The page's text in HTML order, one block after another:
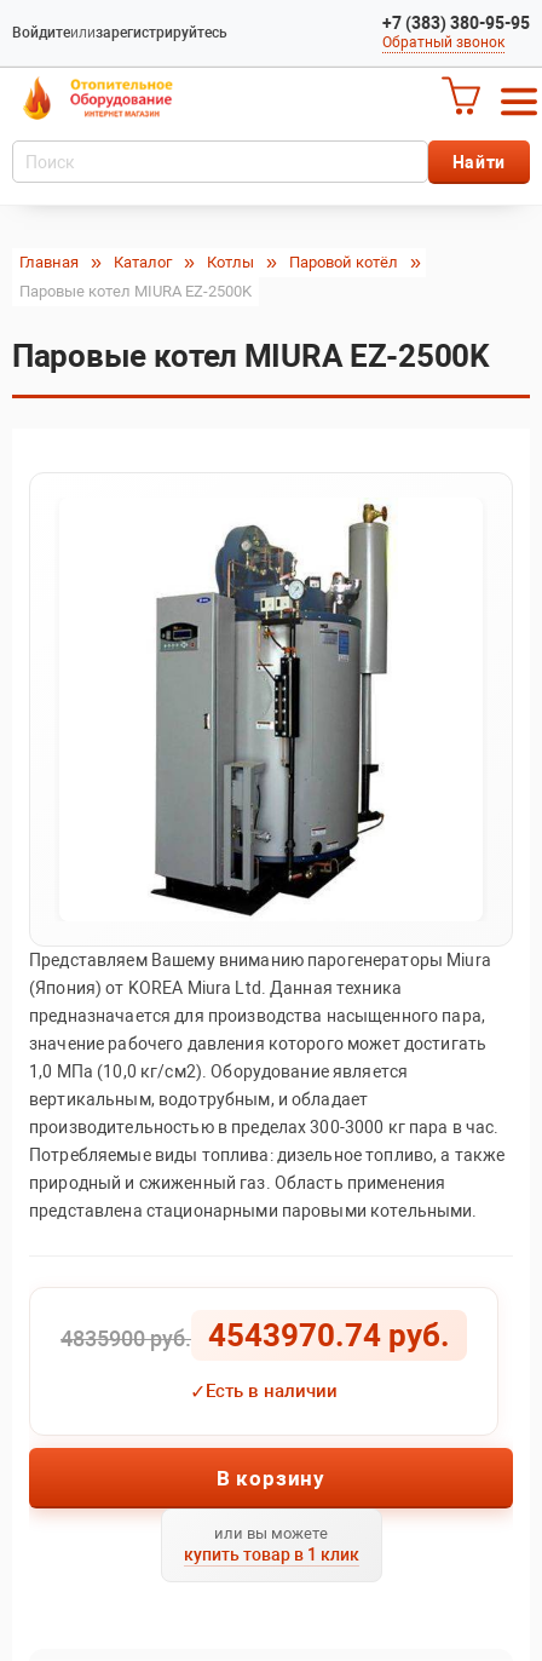
Войдитеилизарегистрируйтесь +7 (383) 380-95-95
Обратный звонок
Главная Каталог Котлы
Паровой котёл
Паровые котел MIURA EZ-2500K
Паровые котел MIURA EZ-2500K
Представляем Вашему вниманию парогенераторы Miura
(Япония) от KOREA Miura Ltd. Данная техника
предназначается для производства насыщенного пара,
значение рабочего давления которого может достигать
1,0 МПа (10,0 кг/см2). Оборудование является
вертикальным, водотрубным, и обладает
производительностью в пределах 300-3000 кг пара в час.
Потребляемые виды топлива: дизельное топливо, а также
природный и сжиженный газ. Область применения
представлена стационарными паровыми котельными.
4835900 руб. 4543970.74 руб.
✓Есть в наличии
В корзину
или вы можете
купить товар в 1 клик